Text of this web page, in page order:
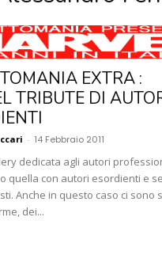
EXTRA :
TRIBUTE DI
- 14 Febbraio 2011
dedicata agli autori
quella con autori esordienti e
Anche in questo caso ci sono
dei...